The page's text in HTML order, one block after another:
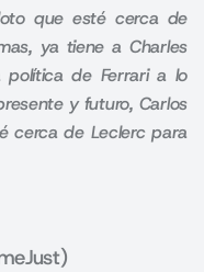
que esté cerca de
ya tiene a Charles
política de Ferrari a lo
y futuro, Carlos
cerca de Leclerc para